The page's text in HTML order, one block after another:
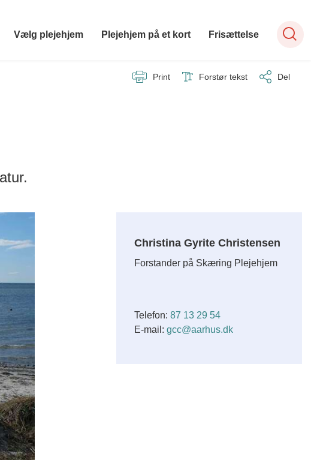
Vælg plejehjem Plejehjem på et kort Frisættelse
Print Forstør tekst Del
Christina Gyrite Christensen
Forstander på Skæring Plejehjem
Telefon:87 13 29 54
E-mail:gcc@aarhus.dk